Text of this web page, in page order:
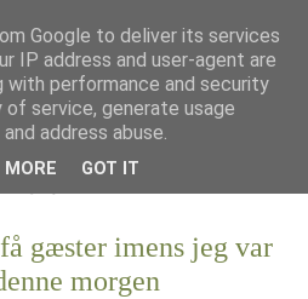
gæster imens jeg var
morgen
Google to deliver its services
IP address and user-agent are
with performance and security
service, generate usage
address abuse.
MORE GOT IT